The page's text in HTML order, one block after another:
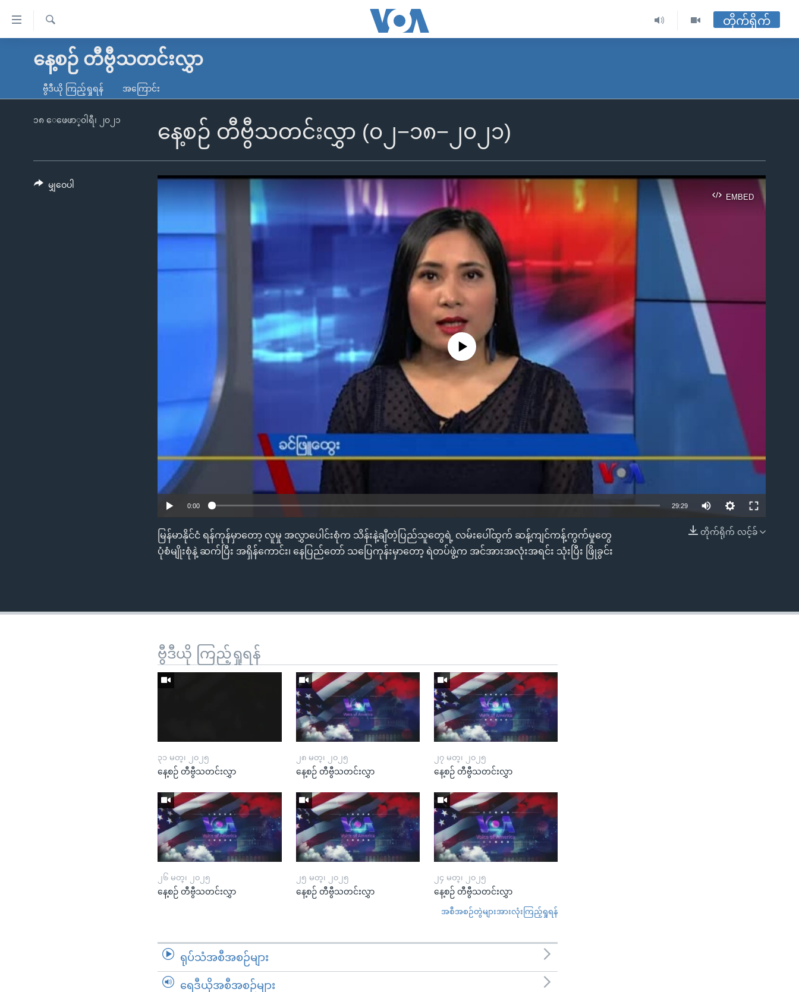
လွယ်ကူ
သည့်
မူလစာမျက်နှာ
ကမ္ဘာ့သတင်းများ
နိုင်ငံတကာ
တရုတ်
အစ္စရေး-ပါလက်စတိုင်း
ရပ်ဝန်းတခု လမ်းတခု အလွန်
အင်္ဂလိပ်စာလေ့လာမယ်
ရ
တိုက်ရိုက်
နေ့စဉ် တီဗွီသတင်းလွှာ
ဗွီဒီယို ကြည့်ရှုရန် အကြောင်း
နေ့စဉ် တီဗွီသတင်းလွှာ (၀၂−၁၈−၂၀၂၁)
၁၈ ေဖေဖာ္၀ါရီ၊ ၂၀၂၁
EMBED
EMBED
No media source currently available
0:00 29:29
တိုက်ရိုက် လင့်ခ်
မြန်မာနိုင်ငံ ရန်ကုန်မှာတော့ လူမှု အလွှာပေါင်းစုံက သိန်းနဲ့ချီတဲ့ပြည်သူတွေရဲ့ လမ်းပေါ်ထွက် ဆန့်ကျင်ကန့်ကွက်မှုတွေ
ပုံစံမျိုးစုံနဲ့ ဆက်ပြီး အရှိန်ကောင်း၊ နေပြည်တော် သပြေကုန်းမှာတော့ ရဲတပ်ဖွဲ့က အင်အားအလုံးအရင်း သုံးပြီး ဖြိုခွင်း
မျှဝေပါ
ဗွီဒီယို ကြည့်ရှုရန်
၃၁ မတ္၊ ၂၀၂၅
နေ့စဉ် တီဗွီသတင်းလွှာ
၂၈ မတ္၊ ၂၀၂၅
နေ့စဉ် တီဗွီသတင်းလွှာ
၂၇ မတ္၊ ၂၀၂၅
နေ့စဉ် တီဗွီသတင်းလွှာ
၂၆ မတ္၊ ၂၀၂၅
နေ့စဉ် တီဗွီသတင်းလွှာ
၂၅ မတ္၊ ၂၀၂၅
နေ့စဉ် တီဗွီသတင်းလွှာ
၂၄ မတ္၊ ၂၀၂၅
နေ့စဉ် တီဗွီသတင်းလွှာ
အစီအစဉ်တွဲများအားလုံးကြည့်ရှုရန်
ရုပ်သံအစီအစဉ်များ
ရေဒီယိုအစီအစဉ်များ